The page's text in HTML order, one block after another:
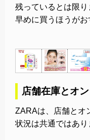
残っているとは限
早めに買うほうがお
店舗在庫とオ
ZARAは、店舗とオ
状況は共通ではあり